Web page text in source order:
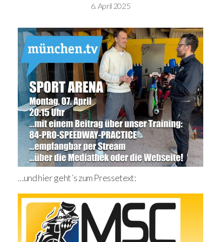
6. April 2025
…und hier geht´s zum Pressetext: